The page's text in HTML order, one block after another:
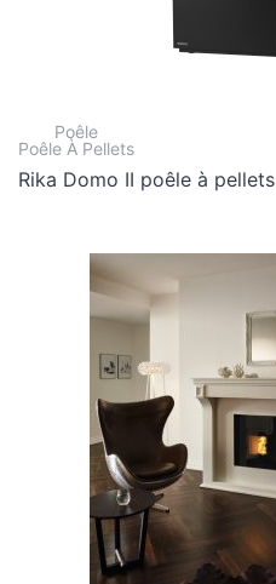
Poêle
Poêle À Pellets
Rika Domo II poêle à pellets